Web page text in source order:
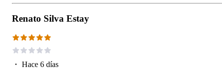
Renato Silva Estay
・ Hace 6 días